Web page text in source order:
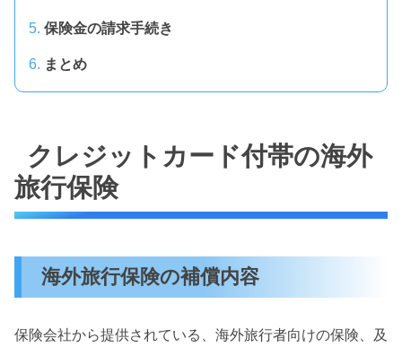
保険金の請求手続き
まとめ
クレジットカード付帯の海外
旅行保険
海外旅行保険の補償内容
保険会社から提供されている、海外旅行者向けの保険、及